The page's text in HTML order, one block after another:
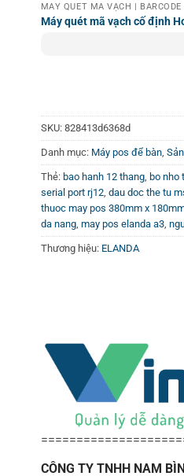
MÁY QUÉT MÃ VẠCH | BARCODE
Máy quét mã vạch cố định
SKU: 828413d6368d
Danh mục: Máy pos để bàn
Thẻ: bao hanh 12 thang bo nho
serial port rj12 dau doc the tu
thuoc may pos 380mm x
da nang may pos elanda a3
Thương hiệu: ELANDA
CÔNG TY TNHH NAM